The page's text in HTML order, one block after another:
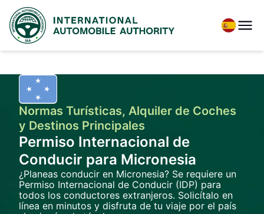
Normas Turísticas, Alquiler de Coches
y Destinos Principales
Permiso Internacional de
Conducir para Micronesia
¿Planeas conducir en Micronesia? Se requiere un
Permiso Internacional de Conducir (IDP) para
todos los conductores extranjeros. Solicítalo en
línea en minutos y disfruta de tu viaje por el país